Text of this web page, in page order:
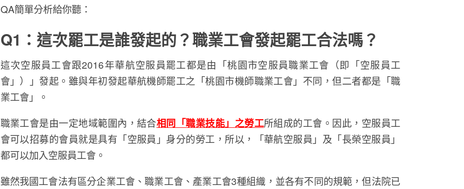
QA簡單分析給你聽：
Q1 ：這次罷工是誰發起的？職業工會發起罷工合法嗎？
這次空服員工會跟2016年華航空服員罷工都是由「桃園市空服員職業工會（即「空服員工
會」）」發起。雖與年初發起華航機師罷工之「桃園市機師職業工會」不同，但二者都是「職
業工會」。
職業工會是由一定地域範圍內，結合相同「職業技能」之勞工所組成的工會。因此，空服員工
會可以招募的會員就是具有「空服員」身分的勞工，所以，「華航空服員」及「長榮空服員」
都可以加入空服員工會。
雖然我國工會法有區分企業工會、職業工會、產業工會3種組織，並各有不同的規範，但法院已